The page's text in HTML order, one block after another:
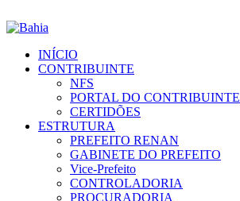
INÍCIO
CONTRIBUINTE
NFS
PORTAL DO CONTRIBUINTE
CERTIDÕES
ESTRUTURA
PREFEITO RENAN
GABINETE DO PREFEITO
Vice-Prefeito
CONTROLADORIA
PROCURADORIA